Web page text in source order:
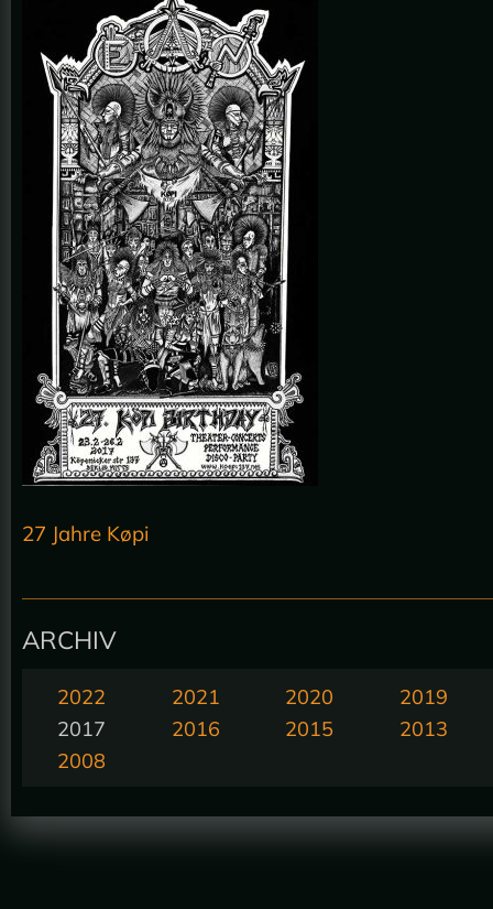
27 Jahre Køpi
ARCHIV
2022 2021 2020
2019
2017
2016 2015
2013
2008